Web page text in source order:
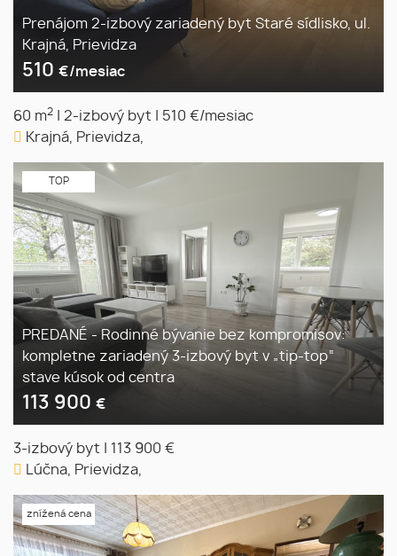
Prenájom 2-izbový zariadený byt Staré sídlisko, ul.
Krajná, Prievidza
510 €/mesiac
60 m2 2-izbový byt
510 €/mesiac
Krajná, Prievidza,
TOP
PREDANÉ - Rodinné bývanie bez kompromisov:
kompletne zariadený 3-izbový byt v „tip-top“
stave kúsok od centra
113 900 €
3-izbový byt
113 900 €
Lúčna, Prievidza,
znížená cena